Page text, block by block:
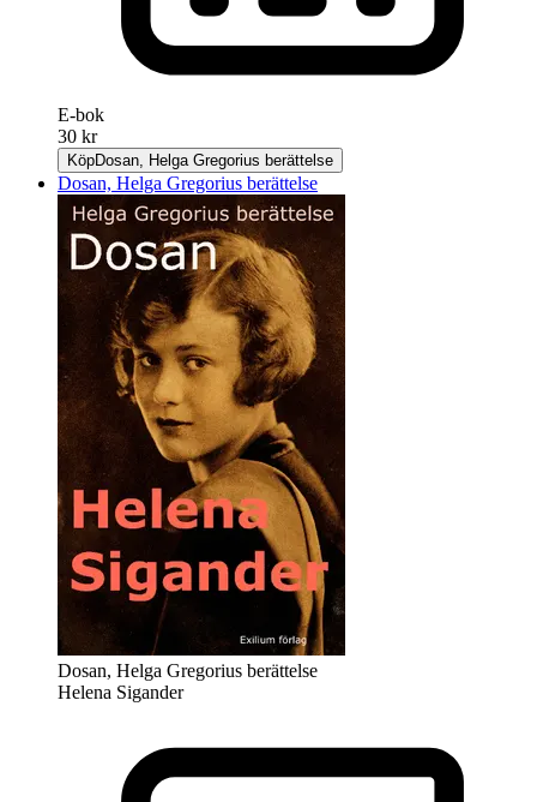
E-bok
30 kr
KöpDosan, Helga Gregorius berättelse
Dosan, Helga Gregorius berättelse
Dosan, Helga Gregorius berättelse
Helena Sigander